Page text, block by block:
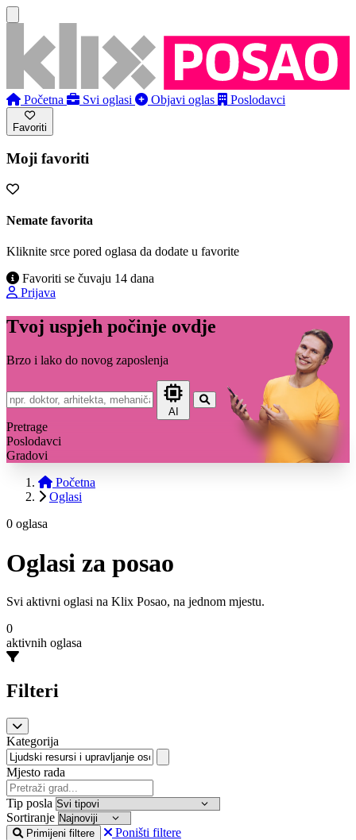
Početna Svi oglasi Objavi oglas Poslodavci
Favoriti
Moji favoriti
Nemate favorita
Kliknite srce pored oglasa da dodate u favorite
Favoriti se čuvaju 14 dana
Prijava
Tvoj uspjeh počinje ovdje
Brzo i lako do novog zaposlenja
AI
Pretrage
Poslodavci
Gradovi
Početna
Oglasi
0 oglasa
Oglasi za posao
Svi aktivni oglasi na Klix Posao, na jednom mjestu.
0
aktivnih oglasa
Filteri
Kategorija
Mjesto rada
Tip posla
Sortiranje
Primijeni filtere
Poništi filtere